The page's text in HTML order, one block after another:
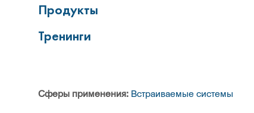
Продукты
Тренинги
Сферы применения: Встраиваемые системы